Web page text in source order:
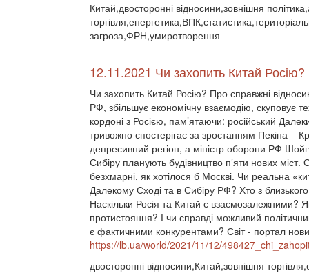
Китай,двосторонні відносини,зовнішня
загроза,ФРН,умиротворення
12.11.2021 Чи захопить Китай
Чи захопить Китай Росію? Про справжні
РФ, збільшує економічну взаємодію, скуповує
кордоні з Росією, пам’ятаючи: російський
тривожно спостерігає за зростанням Пекіна –
депресивний регіон, а міністр оборони РФ
Сибіру планують будівництво п’яти нових міст.
безхмарні, як хотілося б Москві. Чи реальна
Далекому Сході та в Сибіру РФ? Хто з
Наскільки Росія та Китай є взаємозалежними?
протистояння? І чи справді можливий
є фактичними конкурентами? Світ - портал
https://lb.ua/world/2021/11/12/
двосторонні відносини,Китай,зовнішня